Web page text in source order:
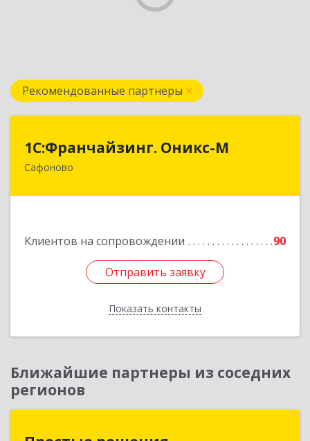
Рекомендованные партнеры
1С:Франчайзинг. Оникс-М
Сафоново
Клиентов на сопровождении 90
Отправить заявку
Показать контакты
1С:Франчайзинг. Оникс-М
215500, Смоленская обл, Сафоновский р-н,
Отправить заявку
Назад
Ближайшие партнеры из соседних
регионов